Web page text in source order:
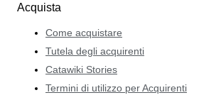
Acquista
Come acquistare
Tutela degli acquirenti
Catawiki Stories
Termini di utilizzo per Acquirenti